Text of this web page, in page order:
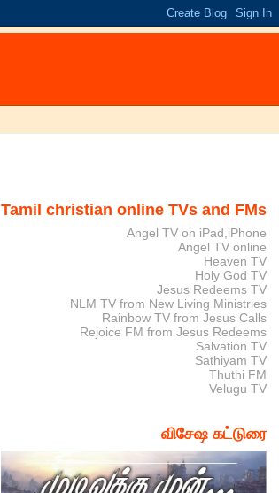
Tamil christian online TVs and FMs
Angel TV on iPad,iPhone
Angel TV online
Heaven TV
Holy God TV
Jesus Redeems TV
NLM TV from New Living Ministries
Rainbow TV from Jesus Calls
Rejoice FM from Jesus Redeems
Salvation TV
Sathiyam TV
Thuthi FM
Velugu TV
விசேஷ கட்டுரை